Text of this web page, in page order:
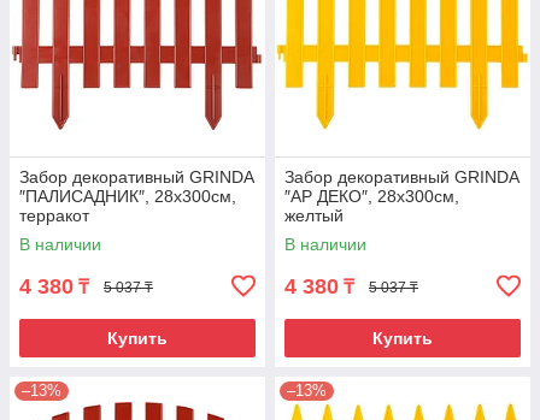
Забор декоративный GRINDA
″ПАЛИСАДНИК″, 28x300см,
терракот
В наличии
4 380 ₸ 5 037 ₸
Купить
Забор декоративный GRINDA
″АР ДЕКО″, 28x300см,
желтый
В наличии
4 380 ₸ 5 037 ₸
Купить
–13% –13%